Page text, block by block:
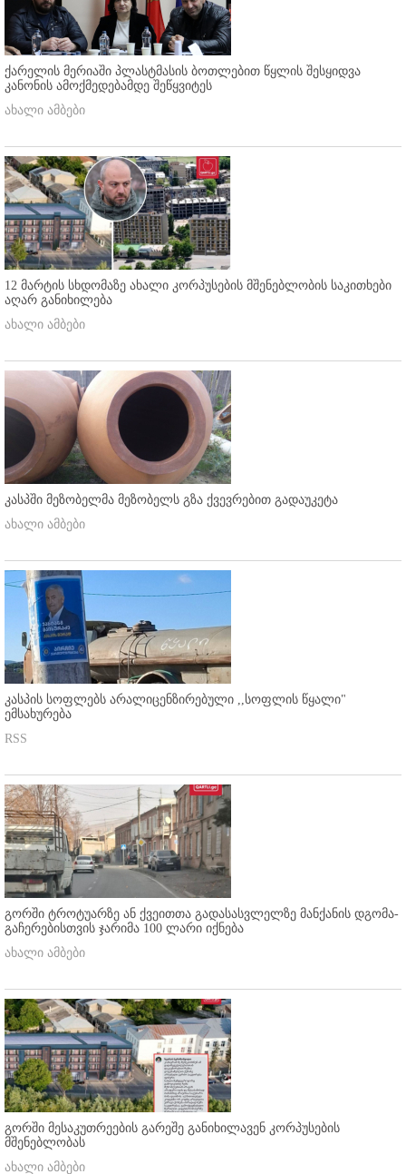
ქარელის მერიაში პლასტმასის ბოთლებით წყლის შესყიდვა
კანონის ამოქმედებამდე შეწყვიტეს
ახალი ამბები
12 მარტის სხდომაზე ახალი კორპუსების მშენებლობის საკითხები
აღარ განიხილება
ახალი ამბები
კასპში მეზობელმა მეზობელს გზა ქვევრებით გადაუკეტა
ახალი ამბები
კასპის სოფლებს არალიცენზირებული ,,სოფლის წყალი"
ემსახურება
RSS
გორში ტროტუარზე ან ქვეითთა გადასასვლელზე მანქანის დგომა-
გაჩერებისთვის ჯარიმა 100 ლარი იქნება
ახალი ამბები
გორში მესაკუთრეების გარეშე განიხილავენ კორპუსების
მშენებლობას
ახალი ამბები